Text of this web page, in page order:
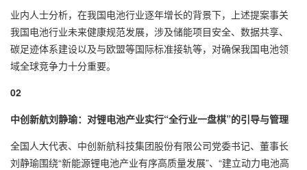
业内人士分析，在我国电池行业逐年增长的背景下，上述提案事关
我国电池行业未来健康规范发展，涉及储能项目安全、数据共享、
碳足迹体系建设以及与欧盟等国际标准接轨等，对确保我国电池领
域全球竞争力十分重要。
02
中创新航刘静瑜：对锂电池产业实行“全行业一盘棋”的引导与管理
全国人大代表、中创新航科技集团股份有限公司党委书记、董事长
刘静瑜围绕“新能源锂电池产业有序高质量发展”、“建立动力电池高